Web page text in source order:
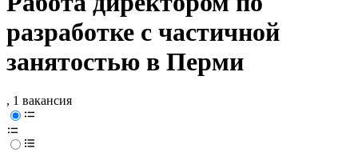
разработке с частичной
занятостью в Перми
, 1 вакансия